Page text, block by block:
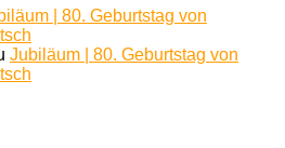
| 80. Geburtstag von
Jubiläum | 80. Geburtstag von